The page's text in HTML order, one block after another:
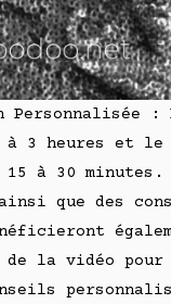
Personnalisée
à 3 heures et
à 30 minutes.
que des
la vidéo pour